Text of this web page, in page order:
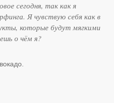
сегодня, так как я
Я чувствую себя как в
которые будут мягкими
о чём я?